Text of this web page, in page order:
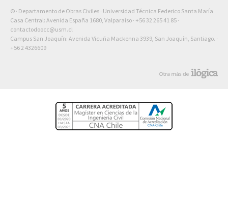
© · Departamento de Obras Civiles · Universidad Técnica Federico Santa María
Casa Central: Avenida España 1680, Valparaíso · +56 32 265 41 85 ·
contactodoocc@usm.cl
Campus San Joaquín: Avenida Vicuña Mackenna 3939, San Joaquín, Santiago. ·
+56 2 4326609